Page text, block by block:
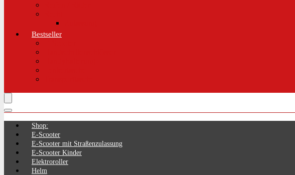
Bestseller
Shop:
E-Scooter
E-Scooter mit Straßenzulassung
E-Scooter Kinder
Elektroroller
Helm